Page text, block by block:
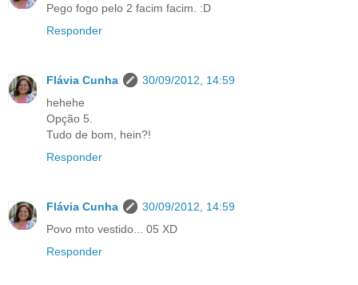
Pego fogo pelo 2 facim facim. :D
Responder
Flávia Cunha
30/09/2012, 14:59
hehehe
Opção 5.
Tudo de bom, hein?!
Responder
Flávia Cunha
30/09/2012, 14:59
Povo mto vestido... 05 XD
Responder